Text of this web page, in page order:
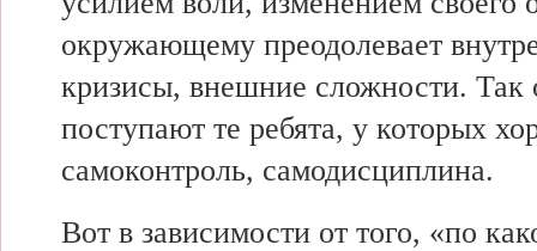
окружающему преодолевает
кризисы, внешние сложности. Так
поступают те ребята, у которых
самоконтроль, самодисциплина.
Вот в зависимости от того, «по